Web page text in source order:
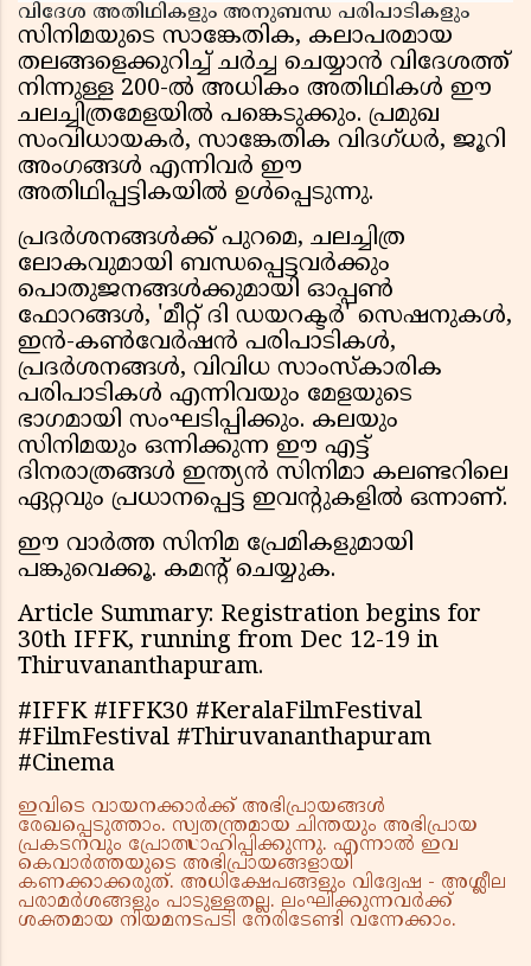
വിദേശ അതിഥികളും അനുബന്ധ പരിപാടികളും
സിനിമയുടെ സാങ്കേതിക, കലാപരമായ
തലങ്ങളെക്കുറിച്ച് ചർച്ച ചെയ്യാൻ വിദേശത്ത്
നിന്നുള്ള 200-ൽ അധികം അതിഥികൾ ഈ
ചലച്ചിത്രമേളയിൽ പങ്കെടുക്കും. പ്രമുഖ
സംവിധായകർ, സാങ്കേതിക വിദഗ്‌ധർ, ജൂറി
അംഗങ്ങൾ എന്നിവർ ഈ
അതിഥിപ്പട്ടികയിൽ ഉൾപ്പെടുന്നു.
പ്രദർശനങ്ങൾക്ക് പുറമെ, ചലച്ചിത്ര
ലോകവുമായി ബന്ധപ്പെട്ടവർക്കും
പൊതുജനങ്ങൾക്കുമായി ഓപ്പൺ
ഫോറങ്ങൾ, 'മീറ്റ് ദി ഡയറക്ടർ' സെഷനുകൾ,
ഇൻ-കൺവേർഷൻ പരിപാടികൾ,
പ്രദർശനങ്ങൾ, വിവിധ സാംസ്‌കാരിക
പരിപാടികൾ എന്നിവയും മേളയുടെ
ഭാഗമായി സംഘടിപ്പിക്കും. കലയും
സിനിമയും ഒന്നിക്കുന്ന ഈ എട്ട്
ദിനരാത്രങ്ങൾ ഇന്ത്യൻ സിനിമാ കലണ്ടറിലെ
ഏറ്റവും പ്രധാനപ്പെട്ട ഇവൻ്റുകളിൽ ഒന്നാണ്.
ഈ വാർത്ത സിനിമ പ്രേമികളുമായി
പങ്കുവെക്കൂ. കമൻ്റ് ചെയ്യുക.
Article Summary: Registration begins for
30th IFFK, running from Dec 12-19 in
Thiruvananthapuram.
#IFFK #IFFK30 #KeralaFilmFestival
#FilmFestival #Thiruvananthapuram
#Cinema
ഇവിടെ വായനക്കാർക്ക് അഭിപ്രായങ്ങൾ
രേഖപ്പെടുത്താം. സ്വതന്ത്രമായ ചിന്തയും അഭിപ്രായ
പ്രകടനവും പ്രോത്സാഹിപ്പിക്കുന്നു. എന്നാൽ ഇവ
കെവാർത്തയുടെ അഭിപ്രായങ്ങളായി
കണക്കാക്കരുത്. അധിക്ഷേപങ്ങളും വിദ്വേഷ - അശ്ലീല
പരാമർശങ്ങളും പാടുള്ളതല്ല. ലംഘിക്കുന്നവർക്ക്
ശക്തമായ നിയമനടപടി നേരിടേണ്ടി വന്നേക്കാം.